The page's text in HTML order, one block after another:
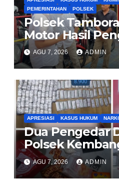
PEMERINTAHAN
POLSEK
Polsek
Motor Hasil
Kasus
Pemilik Yang
AGU 7, 2026 ADMIN
APRESIASI KASUS HUKUM
Dua Pengedar
Polsek
Obat Keras,
Puluhan Vape
Diamankan
AGU 7, 2026 ADMIN